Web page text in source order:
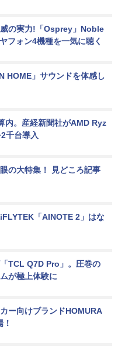
の実力!「Osprey」Noble
フォン4機種を一気に聴く
HOME」サウンドを体感し
内。産経新聞社がAMD Ryz
千台導入
の大特集！ 見どころ記事
「AINOTE 2」はな
TCL Q7D Pro」。圧巻の
が極上体験に
ー向けブランドHOMURA